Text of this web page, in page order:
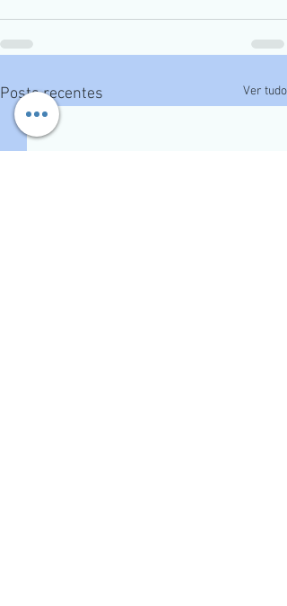
Posts recentes Ver tudo